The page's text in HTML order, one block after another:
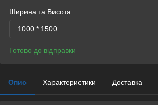
Ширина та Висота
1000 * 1500
Готово до відправки
Опис Характеристики Доставка